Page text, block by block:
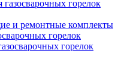
газосварочных горелок
и ремонтные комплекты
горелок
горелок